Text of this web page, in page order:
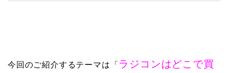
今回のご紹介するテーマは「 ラジコンはどこで買